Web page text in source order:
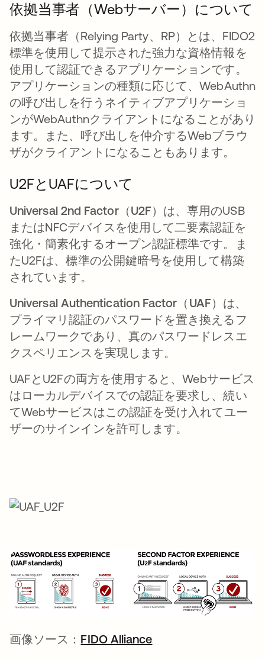
依拠当事者（Webサーバー）について
依拠当事者（Relying Party、RP）とは、FIDO2
標準を使用して提示された強力な資格情報を
使用して認証できるアプリケーションです。
アプリケーションの種類に応じて、WebAuthn
の呼び出しを行うネイティブアプリケーショ
ンがWebAuthnクライアントになることがあり
ます。また、呼び出しを仲介するWebブラウ
ザがクライアントになることもあります。
U2FとUAFについて
Universal 2nd Factor（U2F） は、専用のUSB
またはNFCデバイスを使用して二要素認証を
強化・簡素化するオープン認証標準です。ま
たU2Fは、標準の公開鍵暗号を使用して構築
されています。
Universal Authentication Factor（UAF） は、
プライマリ認証のパスワードを置き換えるフ
レームワークであり、真のパスワードレスエ
クスペリエンスを実現します。
UAFとU2Fの両方を使用すると、Webサービス
はローカルデバイスでの認証を要求し、続い
てWebサービスはこの認証を受け入れてユー
ザーのサインインを許可します。
画像ソース： FIDO Alliance